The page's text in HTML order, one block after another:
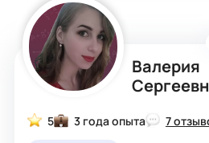
Валерия
5 3 года опыта
7